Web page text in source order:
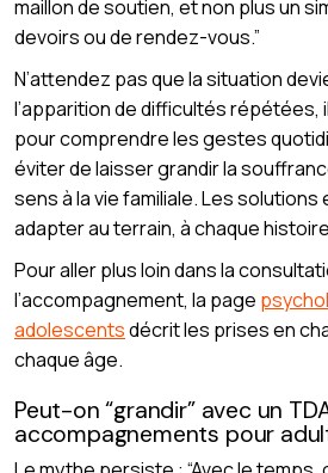
maillon de soutien, et non plus un
devoirs ou de rendez-vous.”
N’attendez pas que la situation
l’apparition de difficultés répétées,
pour comprendre les gestes
éviter de laisser grandir la
sens à la vie familiale. Les
adapter au terrain, à chaque
Pour aller plus loin dans la
l’accompagnement, la page
adolescentsdécrit les prises en
chaque âge.
Peut-on “grandir” avec un
accompagnements pour